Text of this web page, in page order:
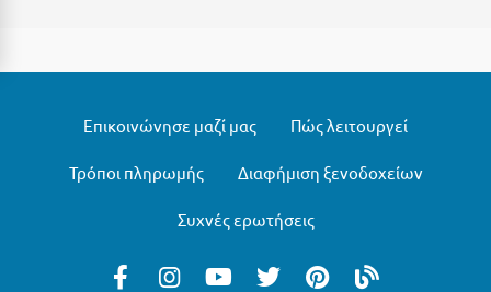
Επικοινώνησε μαζί μας Πώς λειτουργεί
Τρόποι πληρωμής Διαφήμιση ξενοδοχείων
Συχνές ερωτήσεις